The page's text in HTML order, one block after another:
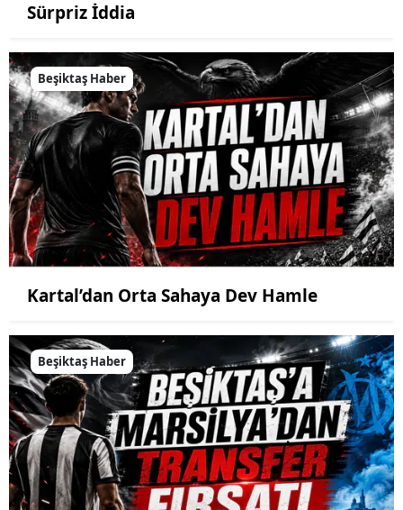
Sürpriz İddia
Beşiktaş Haber
Kartal’dan Orta Sahaya Dev Hamle
Beşiktaş Haber